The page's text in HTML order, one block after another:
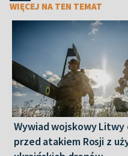
WIĘCEJ NA TEN TEMAT
Wywiad wojskowy
przed atakiem Rosji z